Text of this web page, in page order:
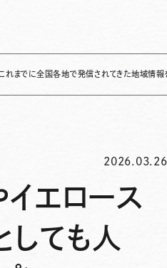
各地で発信されてきた地域情報を保存・整理
2026.03.26
イエロース
しても人